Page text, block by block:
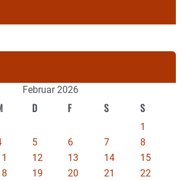
Februar 2026
D F S S
1
5 6 7
8
12 13 14
15
19 20 21
22